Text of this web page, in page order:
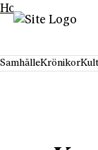
Hoppa till innehåll
SamhälleKrönikor